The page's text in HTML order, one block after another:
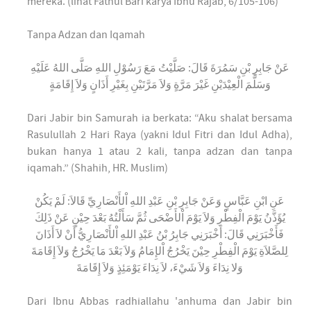
Tanpa Adzan dan Iqamah
عَنْ جَابِرِ بْنِ سَمُرَةَ قَالَ: صَلَّيْتُ مَعَ رَسُوْلِ اللهِ صَلَّى اللهُ عَلَيْهِ
وَسَلَّمَ الْعِيْدَيْنِ غَيْرَ مَرَّةٍ وَلاَ مَرَّتَيْنِ بِغَيْرِ أَذَانٍ وَلاَ إِقَامَةٍ
Dari Jabir bin Samurah ia berkata: “Aku shalat bersama
Rasulullah 2 Hari Raya (yakni Idul Fitri dan Idul Adha),
bukan hanya 1 atau 2 kali, tanpa adzan dan tanpa
iqamah.” (Shahih, HR. Muslim)
عَنِ ابْنِ عَبَّاسٍ وَعَنْ جَابِرِ بْنِ عَبْدِ اللهِ اْلأَنْصَارِيِّ قَالاَ: لَمْ يَكُنْ
يُؤَذَّنُ يَوْمَ الْفِطْرِ وَلاَ يَوْمَ اْلأَضْحَى ثُمَّ سَأَلْتُهُ بَعْدَ حِيْنٍ عَنْ ذَلِكَ
فَأَخْبَرَنِي قَالَ: أَخْبَرَنِي جَابِرُ بْنُ عَبْدِ اللهِ اْلأَنْصَارِيُّ أَنْ لاَ أَذَانَ
لِلصَّلاَةِ يَوْمَ الْفِطْرِ حِيْنَ يَخْرُجُ اْلإِمَامُ وَلاَ بَعْدَ مَا يَخْرُجُ وَلاَ إِقَامَةَ
وَلا نِدَاءَ وَلاَ شَيْءَ، لاَ نِدَاءَ يَوْمَئِذٍ وَلاَ إِقَامَةَ
Dari Ibnu Abbas radhiallahu 'anhuma dan Jabir bin